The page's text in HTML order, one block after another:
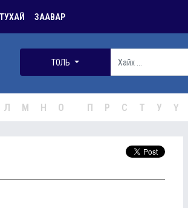
ЗААВАР
ТОЛЬ
Л М Н О П Р С Т У Ү